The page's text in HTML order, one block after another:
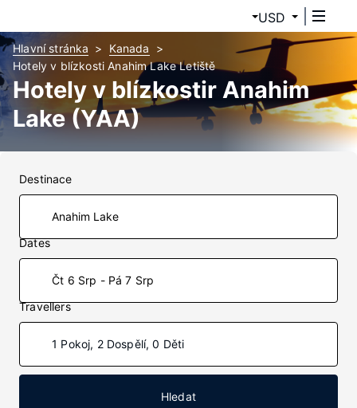
USD
Hlavní stránka
Kanada
Hotely v blízkosti Anahim Lake Letiště
Hotely v blízkostir Anahim
Lake (YAA)
Destinace
Dates
Čt 6 Srp - Pá 7 Srp
Travellers
1 Pokoj, 2 Dospělí, 0 Děti
Hledat